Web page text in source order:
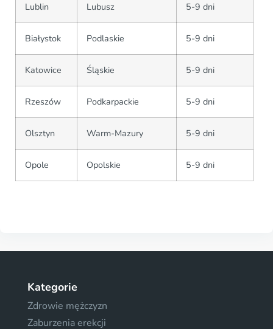
Lublin Lubusz 5-9 dni
Białystok Podlaskie 5-9 dni
Katowice Śląskie 5-9 dni
Rzeszów Podkarpackie 5-9 dni
Olsztyn Warm-Mazury 5-9 dni
Opole Opolskie 5-9 dni
Kategorie
Zdrowie mężczyzn
Zaburzenia erekcji